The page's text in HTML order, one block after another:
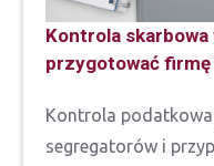
Kontrola
przygotować
Kontrola podatkowa
segregatorów i